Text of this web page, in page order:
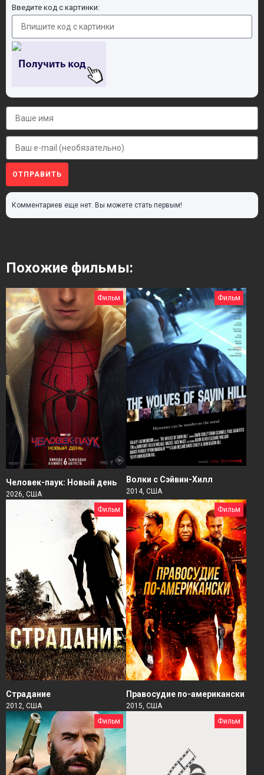
Введите код с картинки:
ОТПРАВИТЬ
Комментариев еще нет. Вы можете стать первым!
Похожие фильмы:
Фильм
Человек-паук: Новый день
2026, США
Фильм
Волки с Сэйвин-Хилл
2014, США
Фильм
Страдание
2012, США
Фильм
Правосудие по-американски
2015, США
Фильм
Фильм